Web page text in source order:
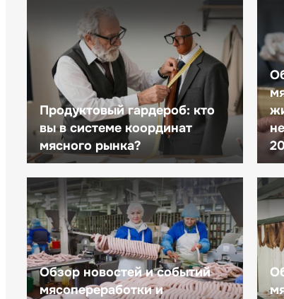
Продуктовый гардероб: кто
вы в системе координат
мясного рынка?
Обзор новостей и событий
мясопереработки и